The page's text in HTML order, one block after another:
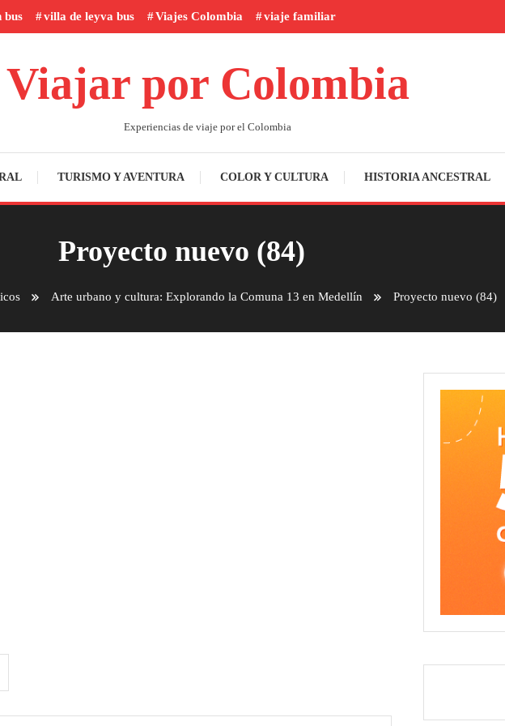
bus villa de leyva bus Viajes Colombia viaje familiar
Viajar por Colombia
Experiencias de viaje por el Colombia
TURISMO Y AVENTURA COLOR Y CULTURA HISTORIA ANCESTRAL
Proyecto nuevo (84)
Arte urbano y cultura: Explorando la Comuna 13 en Medellín Proyecto nuevo (84)